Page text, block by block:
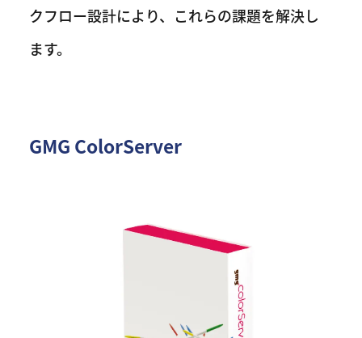
クフロー設計により、これらの課題を解決し
ます。
GMG ColorServer